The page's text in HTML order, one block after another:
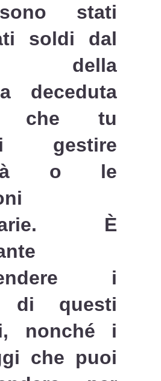
stati
soldi dal
della
deceduta
che tu
gestire
o le
È
i
di questi
nonché i
che puoi